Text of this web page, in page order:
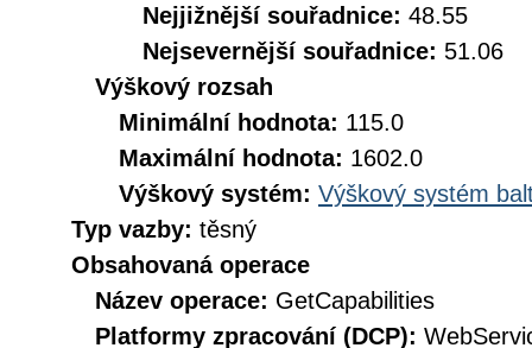
Nejjižnější souřadnice: 48.55
Nejsevernější souřadnice: 51.06
Výškový rozsah
Minimální hodnota: 115.0
Maximální hodnota: 1602.0
Výškový systém: Výškový systém
Typ vazby: těsný
Obsahovaná operace
Název operace: GetCapabilities
Platformy zpracování (DCP):